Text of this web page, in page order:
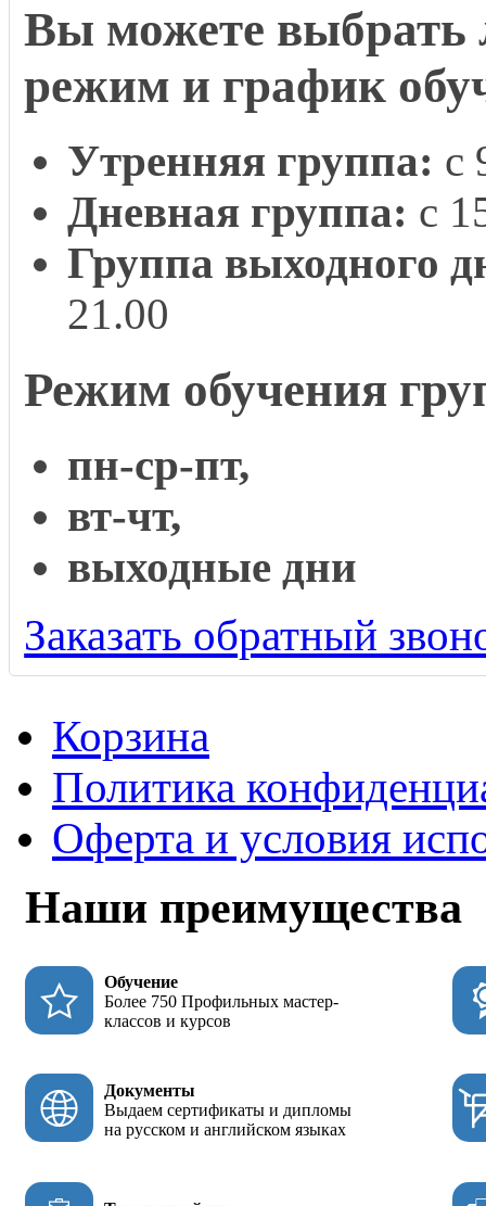
Вы можете выбрать
режим и график
Утренняя группа: с
Дневная группа: с
Группа выходного
21.00
Режим обучения
пн-ср-пт,
вт-чт,
выходные дни
Заказать обратный
Корзина
Политика
Оферта и условия
Наши преимущества
Обучение
Более 750 Профильных мастер-
классов и курсов
Документы
Выдаем сертификаты и дипломы
на русском и английском языках